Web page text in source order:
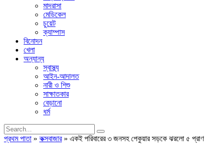
মাদরাসা
মেডিকেল
চুয়েট
ক্যাম্পাস
বিনোদন
খেলা
অন্যান্য
স্বাস্থ্য
আইন-আদালত
নারী ও শিশু
সাক্ষাতকার
বেড়ানো
ধর্ম
প্রথম পাতা » কক্সবাজার» একই পরিবারের ৩ জনসহ পেকুয়ার সড়কে ঝরলো ৫ প্রাণ